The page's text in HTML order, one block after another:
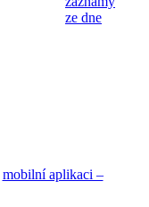
ze dne
mobilní aplikaci –